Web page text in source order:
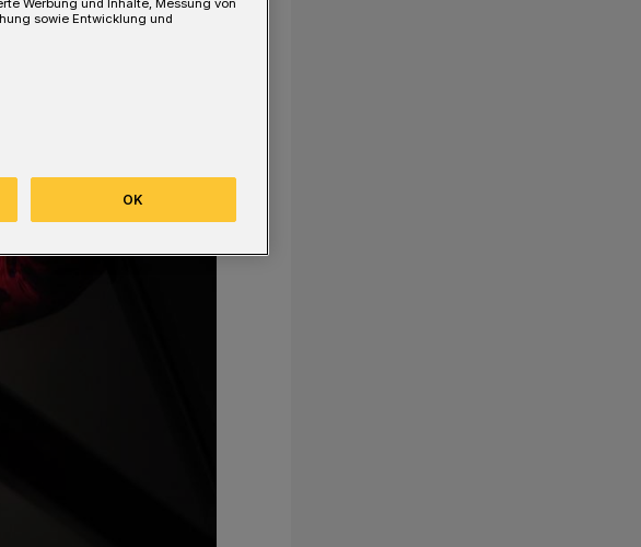
Werbung und Inhalte, Messung von
sowie Entwicklung und
OK